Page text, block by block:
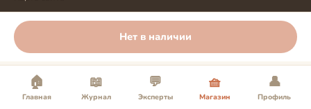
Нет в наличии
© 2026 podguznik.ru
🏠
Главная
📖
Журнал
💬
Эксперты
🧺
Магазин
👤
Профиль